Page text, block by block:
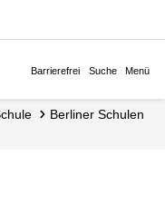
Barrierefrei Suche Menü
Schule
Berliner Schulen